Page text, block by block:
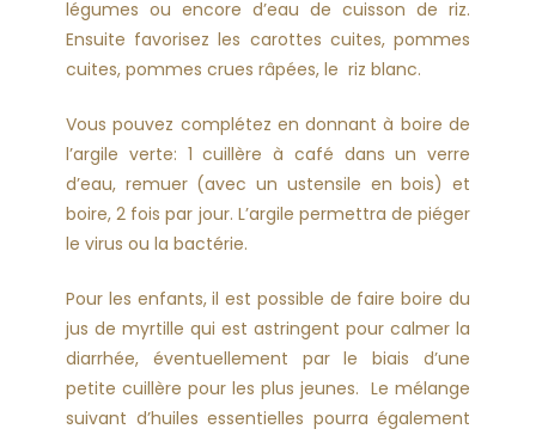
légumes ou encore d’eau de cuisson de riz.
Ensuite favorisez les carottes cuites, pommes
cuites, pommes crues râpées, le riz blanc.
Vous pouvez complétez en donnant à boire de
l’argile verte: 1 cuillère à café dans un verre
d’eau, remuer (avec un ustensile en bois) et
boire, 2 fois par jour. L’argile permettra de piéger
le virus ou la bactérie.
Pour les enfants, il est possible de faire boire du
jus de myrtille qui est astringent pour calmer la
diarrhée, éventuellement par le biais d’une
petite cuillère pour les plus jeunes. Le mélange
suivant d’huiles essentielles pourra également